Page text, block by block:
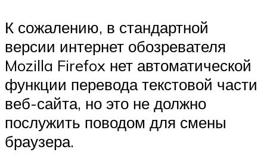
К сожалению, в стандартной
версии интернет обозревателя
Mozilla Firefox нет автоматической
функции перевода текстовой части
веб-сайта, но это не должно
послужить поводом для смены
браузера.